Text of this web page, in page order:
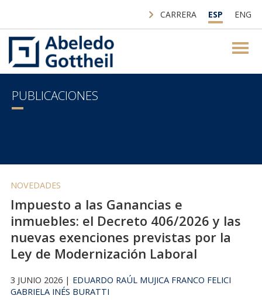
CARRERA ESP ENG
PUBLICACIONES
NOVEDADES
Impuesto a las Ganancias e
inmuebles: el Decreto 406/2026 y las
nuevas exenciones previstas por la
Ley de Modernización Laboral
3 JUNIO 2026 | EDUARDO RAÚL MUJICA FRANCO FELICI
GABRIELA INÉS BURATTI